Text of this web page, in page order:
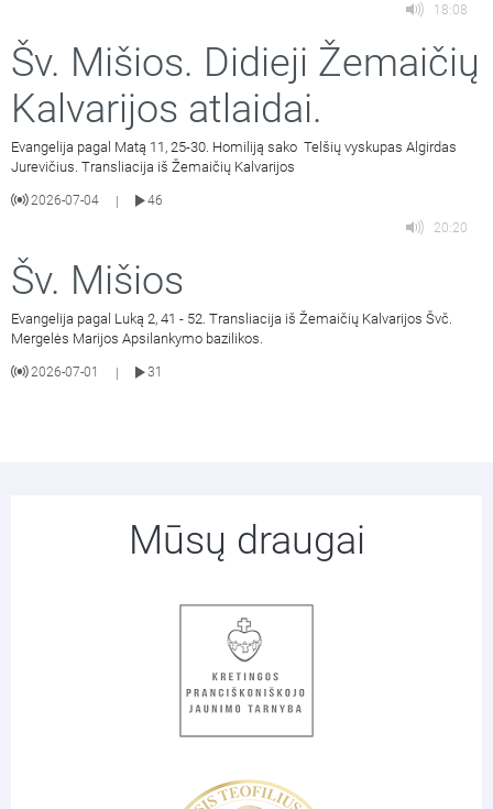
18:08
Šv. Mišios. Didieji Žemaičių
Kalvarijos atlaidai.
Evangelija pagal Matą 11, 25-30. Homiliją sako Telšių vyskupas Algirdas
Jurevičius. Transliacija iš Žemaičių Kalvarijos
2026-07-04 |
46
20:20
Šv. Mišios
Evangelija pagal Luką 2, 41 - 52. Transliacija iš Žemaičių Kalvarijos Švč.
Mergelės Marijos Apsilankymo bazilikos.
2026-07-01 | 31
Mūsų draugai